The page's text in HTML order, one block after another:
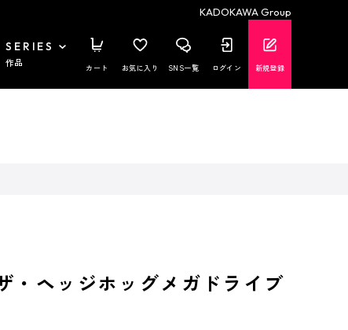
KADOKAWA Group
SERIES
作品 カート お気に入り SNS一覧 ログイン 新規登録
・ヘッジホッグメガドライブ